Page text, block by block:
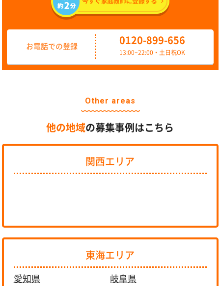
お電話での登録
0120-899-656
13:00~22:00・土日祝OK
Other areas
他の地域の募集事例はこちら
関西エリア
東海エリア
愛知県
岐阜県